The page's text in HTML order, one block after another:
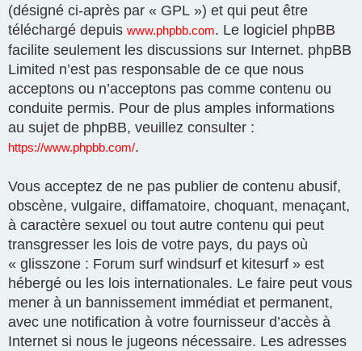
(désigné ci-après par « GPL ») et qui peut être
téléchargé depuis www.phpbb.com. Le logiciel phpBB
facilite seulement les discussions sur Internet. phpBB
Limited n’est pas responsable de ce que nous
acceptons ou n’acceptons pas comme contenu ou
conduite permis. Pour de plus amples informations
au sujet de phpBB, veuillez consulter :
https://www.phpbb.com/.
Vous acceptez de ne pas publier de contenu abusif,
obscène, vulgaire, diffamatoire, choquant, menaçant,
à caractère sexuel ou tout autre contenu qui peut
transgresser les lois de votre pays, du pays où
« glisszone : Forum surf windsurf et kitesurf » est
hébergé ou les lois internationales. Le faire peut vous
mener à un bannissement immédiat et permanent,
avec une notification à votre fournisseur d’accès à
Internet si nous le jugeons nécessaire. Les adresses